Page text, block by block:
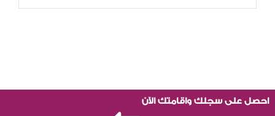
احصل على سجلك واقامتك الآن